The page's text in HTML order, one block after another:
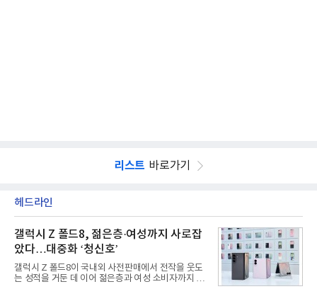
리스트 바로가기
헤드라인
갤럭시 Z 폴드8, 젊은층·여성까지 사로잡
았다…대중화 ‘청신호’
갤럭시 Z 폴드8이 국내외 사전판매에서 전작을 웃도
는 성적을 거둔 데 이어 젊은층과 여성 소비자까지 빠